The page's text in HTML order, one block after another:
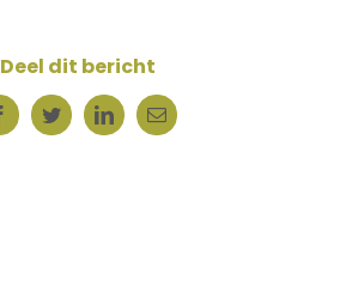
Deel dit bericht
FacebookTwitterLinkedIn
E-
mail